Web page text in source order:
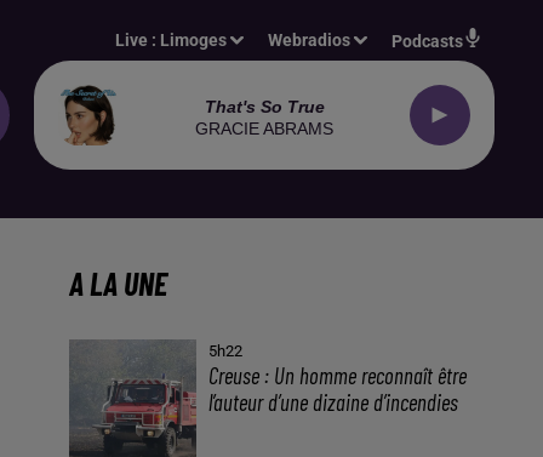
Live : Limoges Webradios Podcasts
That's So True
GRACIE ABRAMS
A LA UNE
5h22
Creuse : Un homme reconnaît être
l’auteur d’une dizaine d’incendies